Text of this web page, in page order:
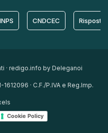
CNDCEC Risposta
· redigo.info by Deleganoi
· C.F./P.IVA e Reg.Imp.
Cookie Policy